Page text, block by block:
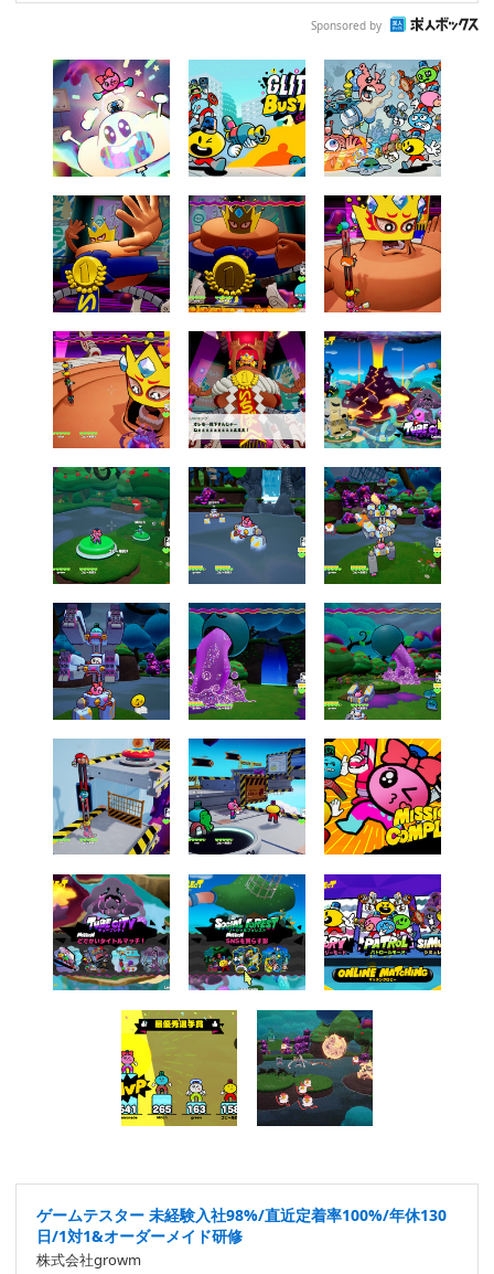
Sponsored by
ゲームテスター 未経験入社98%/直近定着率100%/年休130
日/1対1&オーダーメイド研修
株式会社growm